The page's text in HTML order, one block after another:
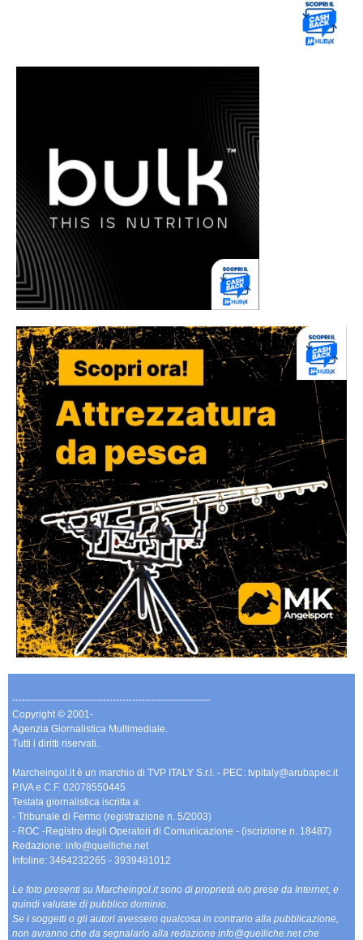
-------------------------------------------------------------
Copyright © 2001-
Agenzia Giornalistica Multimediale.
Tutti i diritti riservati.
Marcheingol.it è un marchio di TVP ITALY S.r.l. - PEC: tvpitaly@arubapec.it
P.IVA e C.F. 02078550445
Testata giornalistica iscritta a:
- Tribunale di Fermo (registrazione n. 5/2003)
- ROC -Registro degli Operatori di Comunicazione - (iscrizione n. 18487)
Redazione: info@quelliche.net
Infoline: 3464232265 - 3939481012
Le foto presenti su Marcheingol.it sono di proprietà e/o prese da Internet, e
quindi valutate di pubblico dominio.
Se i soggetti o gli autori avessero qualcosa in contrario alla pubblicazione,
non avranno che da segnalarlo alla redazione info@quelliche.net che